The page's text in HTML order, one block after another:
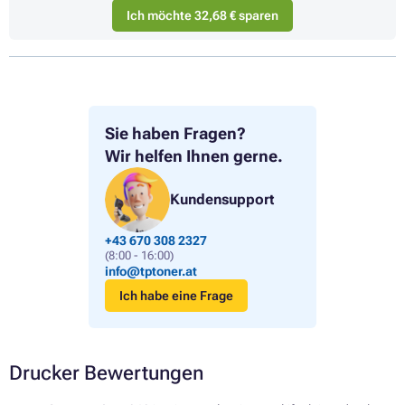
Sie haben Fragen?
Wir helfen Ihnen gerne.
Kundensupport
+43 670 308 2327
(8:00 - 16:00)
info@tptoner.at
Ich habe eine Frage
Ich möchte 32,68 € sparen
Drucker Bewertungen